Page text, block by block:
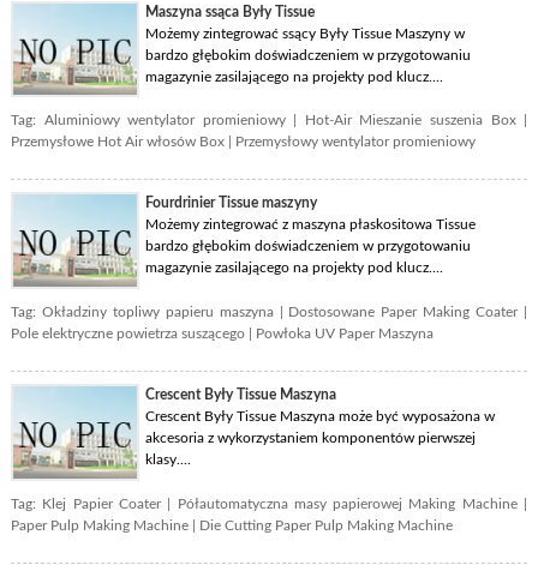
Maszyna ssąca Były Tissue
Możemy zintegrować ssący Były Tissue Maszyny w
bardzo głębokim doświadczeniem w przygotowaniu
magazynie zasilającego na projekty pod klucz....
Tag: Aluminiowy wentylator promieniowy| Hot-Air Mieszanie suszenia Box|
Przemysłowe Hot Air włosów Box| Przemysłowy wentylator promieniowy
Fourdrinier Tissue maszyny
Możemy zintegrować z maszyna płaskositowa Tissue
bardzo głębokim doświadczeniem w przygotowaniu
magazynie zasilającego na projekty pod klucz....
Tag: Okładziny topliwy papieru maszyna| Dostosowane Paper Making Coater|
Pole elektryczne powietrza suszącego| Powłoka UV Paper Maszyna
Crescent Były Tissue Maszyna
Crescent Były Tissue Maszyna może być wyposażona w
akcesoria z wykorzystaniem komponentów pierwszej
klasy....
Tag: Klej Papier Coater| Półautomatyczna masy papierowej Making Machine|
Paper Pulp Making Machine| Die Cutting Paper Pulp Making Machine